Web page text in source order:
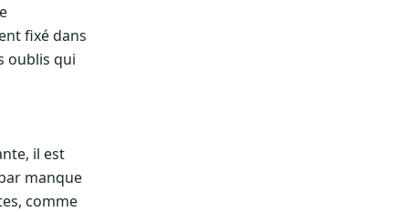
fixé dans
oublis qui
il est
manque
comme